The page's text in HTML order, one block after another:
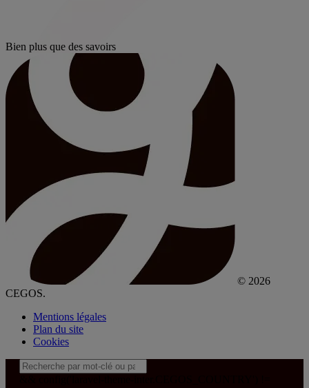
Bien plus que des savoirs
© 2026
CEGOS.
Mentions légales
Plan du site
Cookies